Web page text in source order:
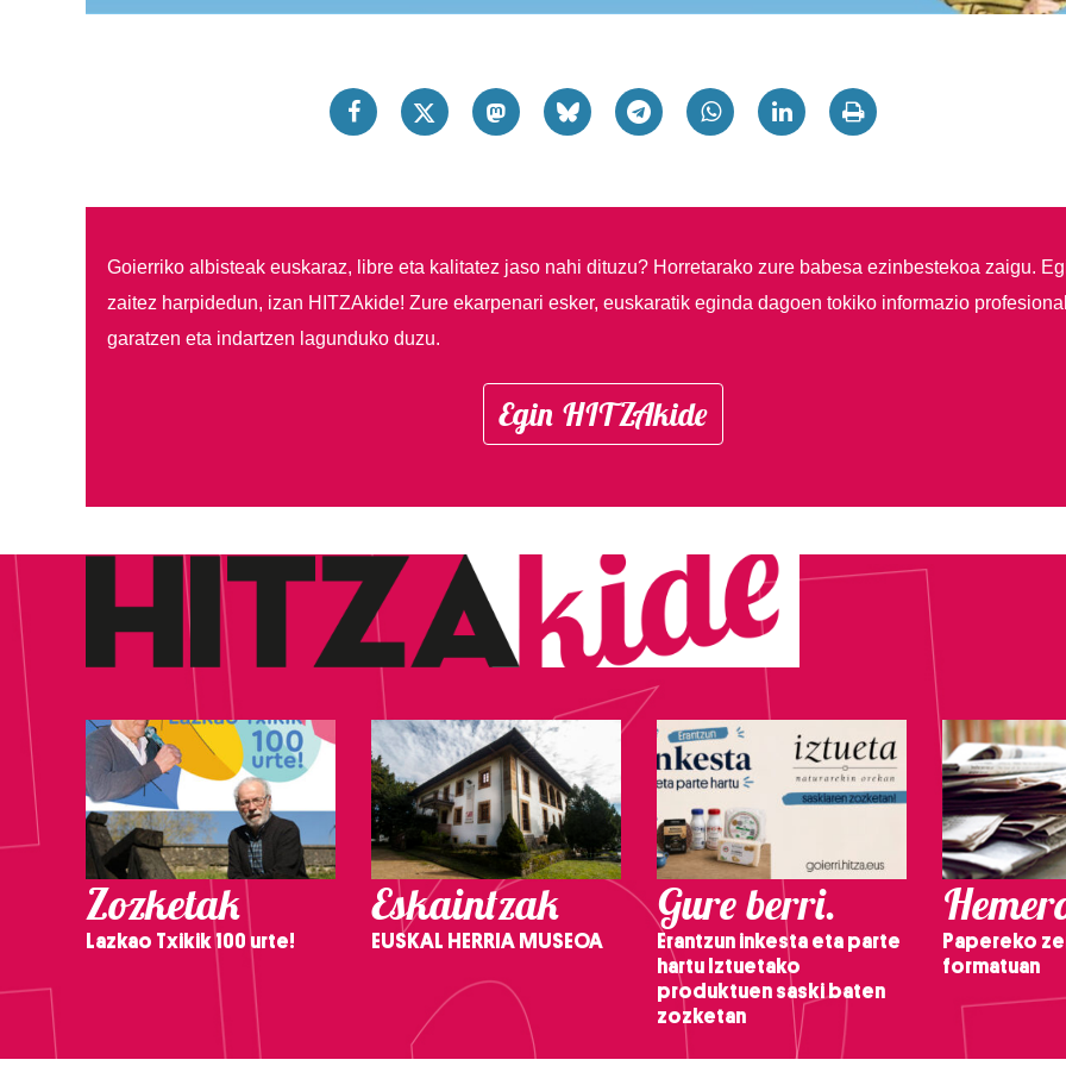
Goierriko albisteak euskaraz, libre eta kalitatez jaso nahi dituzu? Horretarako zure babesa ezinbestekoa zaigu.
zaitez harpidedun, izan HITZAkide! Zure ekarpenari esker, euskaratik eginda dagoen tokiko informazio
garatzen eta indartzen lagunduko duzu.
Egin HITZAkide
Zozketak
Lazkao Txikik 100 urte!
Eskaintzak
EUSKAL HERRIA MUSEOA
Gure berri.
Erantzun inkesta eta parte
hartu Iztuetako
produktuen saski baten
zozketan
Papereko
formatuan